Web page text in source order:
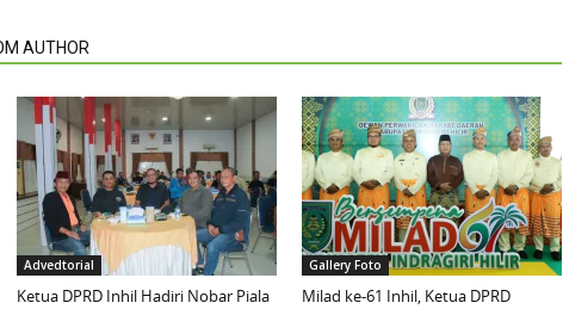
AUTHOR
Advedtorial
Ketua DPRD Inhil Hadiri Nobar Piala
Gallery Foto
Milad ke-61 Inhil, Ketua DPRD